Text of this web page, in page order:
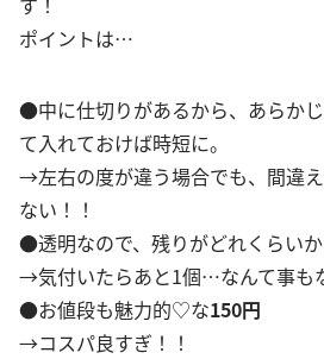
ポイントは…
●中に仕切りがあるから、あらか
て入れておけば時短に。
→左右の度が違う場合でも、間違
ない！！
●透明なので、残りがどれくらいか
→気付いたらあと1個…なんて事も
●お値段も魅力的♡な150円
→コスパ良すぎ！！